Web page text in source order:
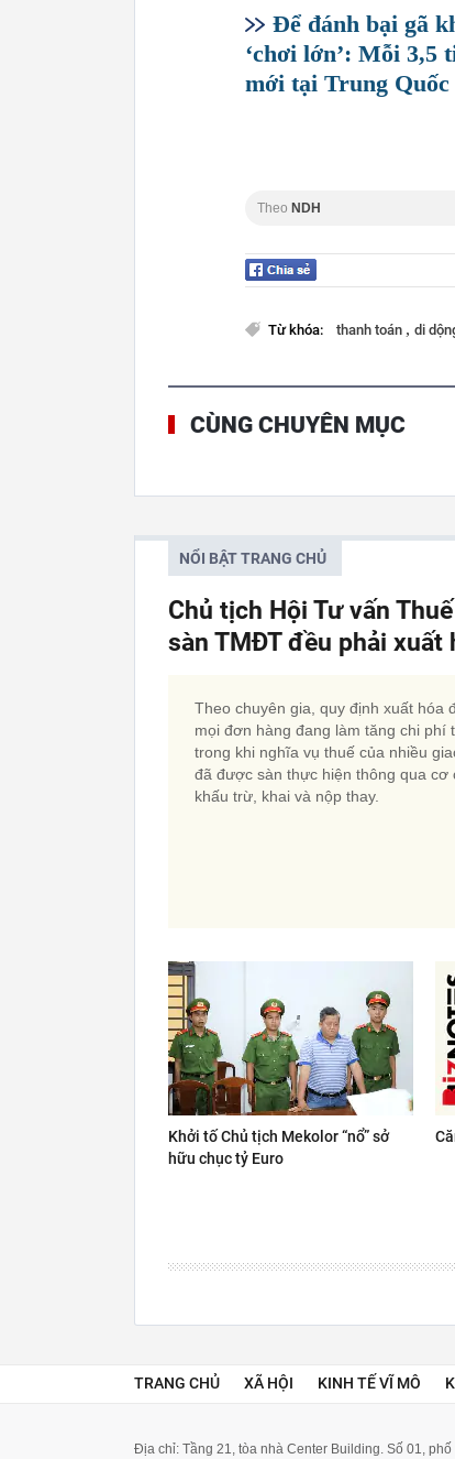
Để đánh bại gã
‘chơi lớn’: Mỗi 3,5
mới tại Trung Quốc
Theo NDH
Từ khóa: thanh toán , di
CÙNG CHUYÊN MỤC
NỔI BẬT TRANG CHỦ
Chủ tịch Hội Tư vấn
sàn TMĐT đều phải xuất
Theo chuyên gia, quy định xuất hóa
mọi đơn hàng đang làm tăng chi phí
trong khi nghĩa vụ thuế của nhiều
đã được sàn thực hiện thông qua cơ
khấu trừ, khai và nộp thay.
Khởi tố Chủ tịch Mekolor “nổ” sở
hữu chục tỷ Euro
TRANG CHỦ XÃ HỘI KINH TẾ VĨ MÔ
Địa chỉ: Tầng 21, tòa nhà Center Building. Số 01,